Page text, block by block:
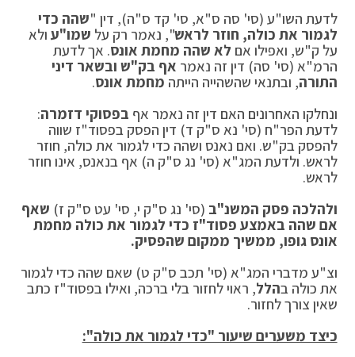
לדעת השו"ע (סי' סה ס"א, סי' קד ס"ה), דין "שהה כדי
לגמור את כולה, חוזר לראש", נאמר רק על שמו"ע ולא
על ק"ש, ואפילו אם לא שהה מחמת אונס. אך לדעת
הרמ"א (סי' סה) דין זה נאמר אף בק"ש ובשאר דיני
התורה, ובתנאי שהשהייה הייתה מחמת אונס.
ונחלקו האחרונים האם דין זה נאמר אף בפסוקי דזמרה:
לדעת הפר"ח (סי' נא ס"ק ד) דין הפסק בפסוד"ז שווה
להפסק בק"ש. ואם נאנס ושהה כדי לגמור את כולה, חוזר
לראש. ולדעת המג"א (סי' נג ס"ק ה) אף בנאנס, אינו חוזר
לראש.
ולהלכה פסק המשנ"ב (סי' נג ס"ק י, סי' עט ס"ק ז) שאף
אם שהה באמצע פסוד"ז כדי לגמור את כולה מחמת
אונס גופו, ממשיך ממקום שהפסיק.
וצ"ע מדברי המג"א (סי' תכב ס"ק ט) שאם שהה כדי לגמור
את כולה בהלל, ראוי לחזור בלי ברכה, ואילו בפסוד"ז כתב
שאין צורך לחזור.
כיצד משערים שיעור "כדי לגמור את כולה":